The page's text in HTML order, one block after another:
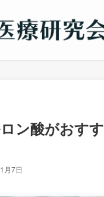
ン酸がおす
月7日